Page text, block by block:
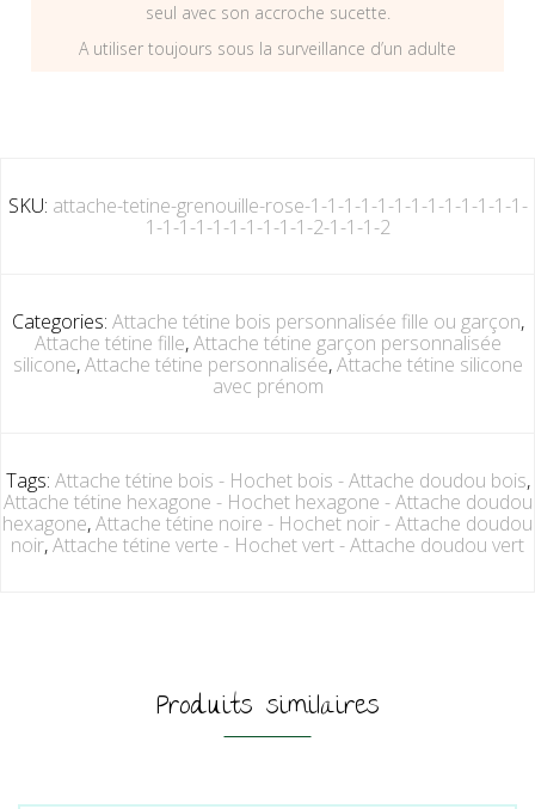
seul avec son accroche sucette.
A utiliser toujours sous la surveillance d’un adulte
SKU: attache-tetine-grenouille-rose-1-1-1-1-1-1-1-1-1-1-1-1-1-
1-1-1-1-1-1-1-1-1-1-2-1-1-1-2
Categories: Attache tétine bois personnalisée fille ou garçon,
Attache tétine fille,Attache tétine garçon personnalisée
silicone,Attache tétine personnalisée,Attache tétine silicone
avec prénom
Tags: Attache tétine bois - Hochet bois - Attache doudou bois,
Attache tétine hexagone - Hochet hexagone - Attache doudou
hexagone,Attache tétine noire - Hochet noir - Attache doudou
noir,Attache tétine verte - Hochet vert - Attache doudou vert
Produits similaires